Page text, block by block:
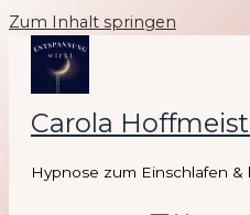
Zum Inhalt springen
Carola
Hypnose zum Einschlafen &